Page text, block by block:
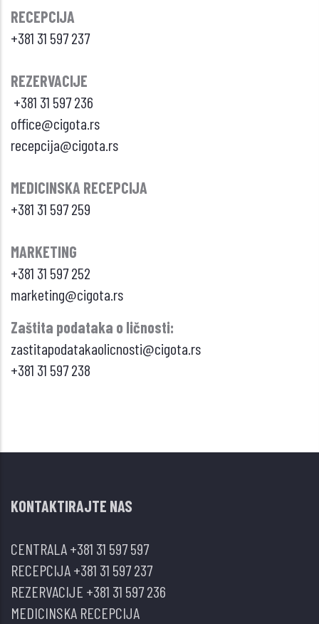
RECEPCIJA
+381 31 597 237
REZERVACIJE
+381 31 597 236
office@cigota.rs
recepcija@cigota.rs
MEDICINSKA RECEPCIJA
+381 31 597 259
MARKETING
+381 31 597 252
marketing@cigota.rs
Zaštita podataka o ličnosti:
zastitapodatakaolicnosti@cigota.rs
+381 31 597 238
KONTAKTIRAJTE NAS
CENTRALA+381 31 597 597
RECEPCIJA+381 31 597 237
REZERVACIJE +381 31 597 236
MEDICINSKA RECEPCIJA